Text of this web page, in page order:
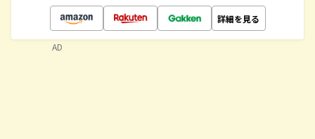
詳細を見る
AD